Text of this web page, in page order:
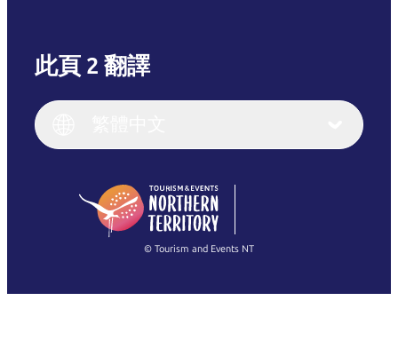
此頁 2 翻譯
English (US)
English
(Singapore)
Français
繁體中文
© Tourism and Events NT